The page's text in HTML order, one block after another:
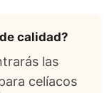
calidad?
las
celíacos